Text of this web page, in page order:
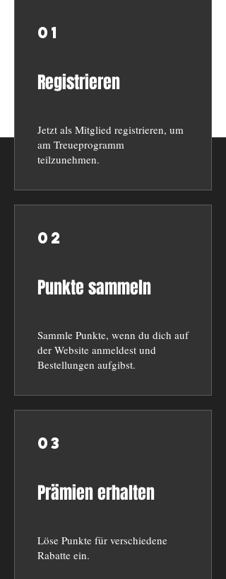
01
Registrieren
Jetzt als Mitglied registrieren, um
am Treueprogramm
teilzunehmen.
02
Punkte sammeln
Sammle Punkte, wenn du dich auf
der Website anmeldest und
Bestellungen aufgibst.
03
Prämien erhalten
Löse Punkte für verschiedene
Rabatte ein.